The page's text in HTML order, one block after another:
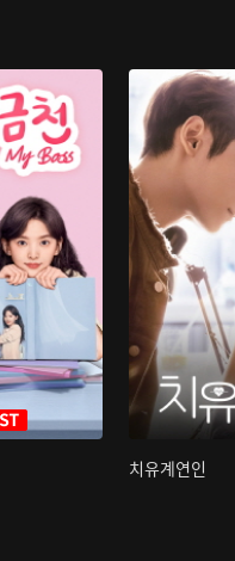
치유계연인